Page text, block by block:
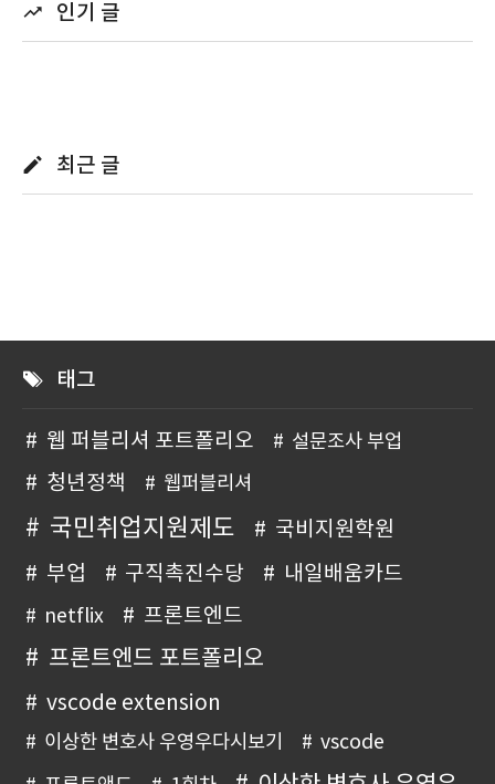
인기 글
최근 글
태그
웹 퍼블리셔 포트폴리오 설문조사 부업
청년정책 웹퍼블리셔
국민취업지원제도
국비지원학원
부업
구직촉진수당 내일배움카드
netflix 프론트엔드
프론트엔드 포트폴리오
vscode extension
이상한 변호사 우영우다시보기
vscode